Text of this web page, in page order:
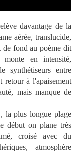
davantage de la
aérée, translucide,
de fond au poème dit
en intensité,
synthétiseurs entre
retour à l'apaisement
mais manque de
plus longue plage
début on plane très
croisé avec du
atmosphère